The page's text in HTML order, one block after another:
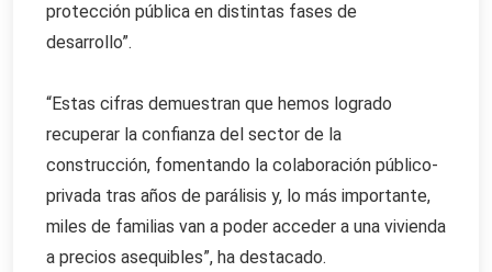
protección pública en distintas fases de
desarrollo”.
“Estas cifras demuestran que hemos logrado
recuperar la confianza del sector de la
construcción, fomentando la colaboración público-
privada tras años de parálisis y, lo más importante,
miles de familias van a poder acceder a una vivienda
a precios asequibles”, ha destacado.